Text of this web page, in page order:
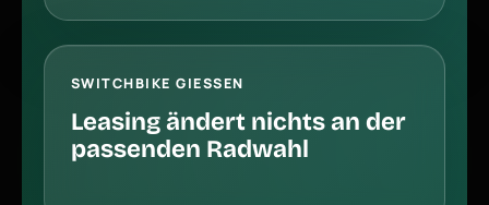
SWITCHBIKE GIESSEN
Leasing ändert nichts an der
passenden Radwahl